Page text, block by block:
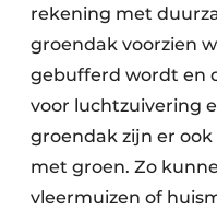
rekening met
groendak voorzien
gebufferd wordt en
voor luchtzuivering
groendak zijn er
met groen. Zo
vleermuizen of